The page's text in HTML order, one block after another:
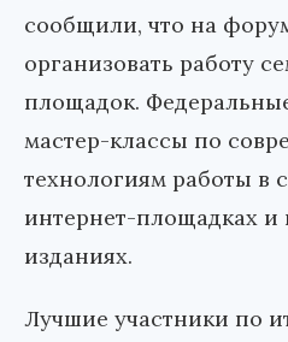
сообщили, что на
организовать работу
площадок.
мастер-классы по
технологиям работы в
интернет-площадках и
изданиях.
Лучшие участники по